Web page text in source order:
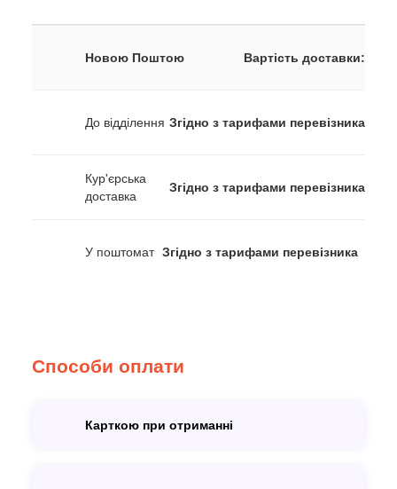
Новою Поштою Вартість доставки:
До відділення Згідно з тарифами перевізника
Кур'єрська
доставка
Згідно з тарифами перевізника
У поштомат Згідно з тарифами перевізника
Способи оплати
Карткою при отриманні